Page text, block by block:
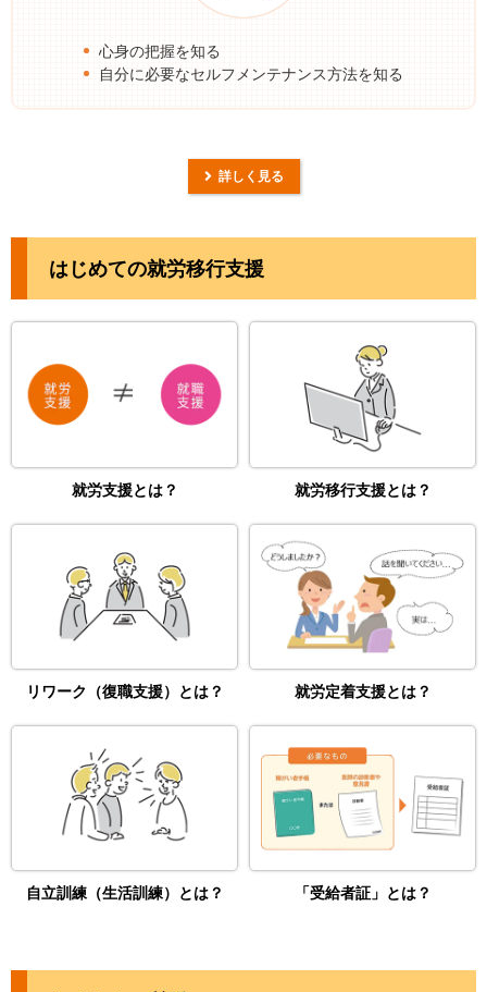
心身の把握を知る
自分に必要なセルフメンテナンス方法を知る
詳しく見る
はじめての就労移行支援
就労支援とは？ 就労移行支援とは？
リワーク（復職支援）とは？ 就労定着支援とは？
自立訓練（生活訓練）とは？ 「受給者証」とは？